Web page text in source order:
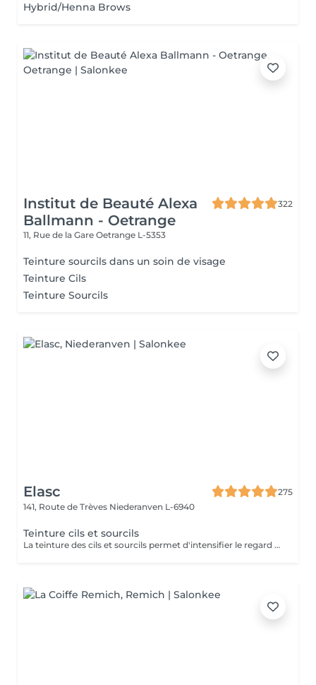
Hybrid/Henna Brows
Institut de Beauté Alexa
Ballmann - Oetrange
322
11, Rue de la Gare Oetrange L-5353
Teinture sourcils dans un soin de visage
Teinture Cils
Teinture Sourcils
Elasc
275
141, Route de Trèves Niederanven L-6940
Teinture cils et sourcils
La teinture des cils et sourcils permet d'intensifier le regard en fonçant leur couleur naturelle. Refectocil est une gamme de produits spécifique pour le contour de l'il. Tenue : environ 3 semaines.